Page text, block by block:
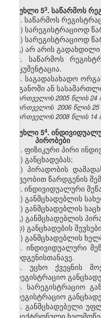
მუხლი 5​3. საწარმოს
1. საწარმოს
ა) სარეგისტრაციოდ
ბ) სარეგისტრაციოდ
გ) არ არის
2. საწარმოს
დოკუმენტაცია.
3. საგადასახადო
ორგანოში ან
საქართველოს 2005 წლის 24
საქართველოს 2006 წლის 25
საქართველოს 2008 წლის 14
მუხლი 5​4.
პირობები
1. ფიზიკური პირი
ა) განცხადებას;
ბ) პირადობის
მეშვეობით წარდგენის
2. ინდივიდუალური
ა) განმცხადებლის
ბ) განმცხადებლის
გ) განმცხადებლის
დ) განცხადების
ე) განმცხადებლის
3. ინდივიდუალური
წარდგენისთანავე.
4. უცხო ქვეყნის
სარეგისტრაციო
5. სარეგისტრაციო
სარეგისტრაციო
6. განმცხადებელი
„ელექტრონული